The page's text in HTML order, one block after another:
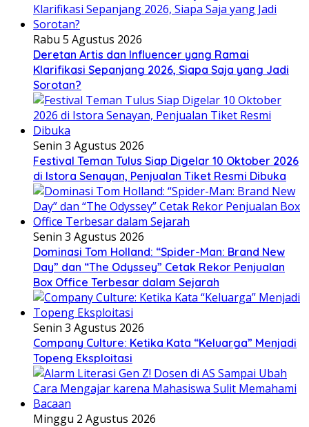
Rabu 5 Agustus 2026
Deretan Artis dan Influencer yang Ramai
Klarifikasi Sepanjang 2026, Siapa Saja yang Jadi
Sorotan?
Senin 3 Agustus 2026
Festival Teman Tulus Siap Digelar 10 Oktober 2026
di Istora Senayan, Penjualan Tiket Resmi Dibuka
Senin 3 Agustus 2026
Dominasi Tom Holland: “Spider-Man: Brand New
Day” dan “The Odyssey” Cetak Rekor Penjualan
Box Office Terbesar dalam Sejarah
Senin 3 Agustus 2026
Company Culture: Ketika Kata “Keluarga” Menjadi
Topeng Eksploitasi
Minggu 2 Agustus 2026